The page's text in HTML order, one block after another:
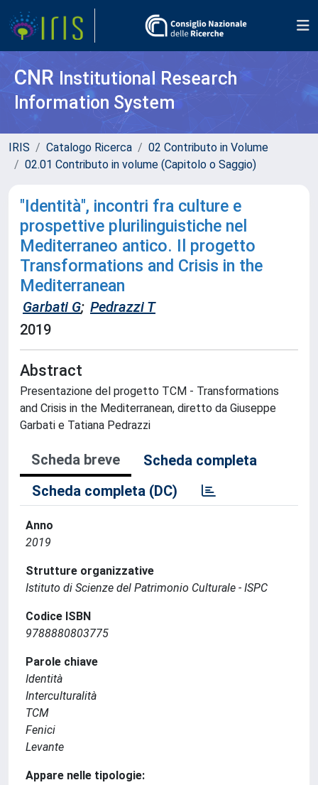
CNR Institutional Research
Information System
IRIS Catalogo Ricerca
02 Contributo in Volume
02.01 Contributo in volume (Capitolo o Saggio)
"Identità", incontri fra culture e
prospettive plurilinguistiche nel
Mediterraneo antico. Il progetto
Transformations and Crisis in the
Mediterranean
Garbati G; Pedrazzi T
2019
Abstract
Presentazione del progetto TCM - Transformations
and Crisis in the Mediterranean, diretto da Giuseppe
Garbati e Tatiana Pedrazzi
Scheda breve
Scheda completa
Scheda completa (DC)
Anno
2019
Strutture organizzative
Istituto di Scienze del Patrimonio Culturale - ISPC
Codice ISBN
9788880803775
Parole chiave
Identità
Interculturalità
TCM
Fenici
Levante
Appare nelle tipologie: